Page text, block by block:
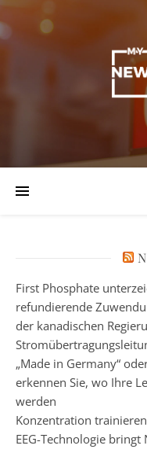
First Phosphate
refundierende
der kanadischen
„Made in Germany“
erkennen Sie, wo Ihre
werden
Konzentration
EEG-Technologie